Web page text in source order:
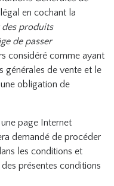
en cochant la
produits
de passer
considéré comme ayant
générales de vente et le
obligation de
page Internet
demandé de procéder
les conditions et
présentes conditions